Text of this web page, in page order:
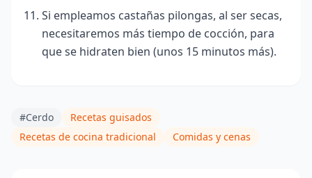
Si empleamos castañas pilongas, al ser secas,
necesitaremos más tiempo de cocción, para
que se hidraten bien (unos 15 minutos más).
#Cerdo
Recetas guisados
Recetas de cocina tradicional
Comidas y cenas